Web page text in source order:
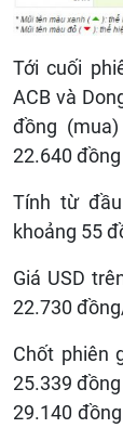
Tới cuối
ACB và
đồng
22.640
Tính từ
khoảng 55
Giá USD
22.730
Chốt phiên
25.339
29.140